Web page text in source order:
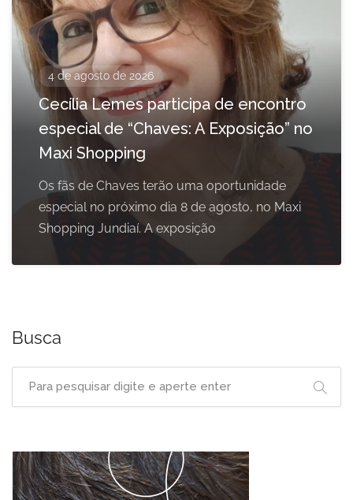
4 de agosto de 2026
Cecília Lemes participa de encontro
especial de “Chaves: A Exposição” no
Maxi Shopping
Os fãs de Chaves terão uma oportunidade
especial no próximo dia 8 de agosto, no Maxi
Shopping Jundiaí. A exposição
Busca